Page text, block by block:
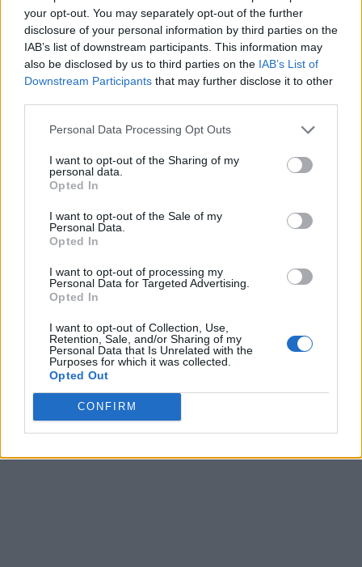
your opt-out. You may separately opt-out of the further
disclosure of your personal information by third parties on the
IAB’s list of downstream participants. This information may
also be disclosed by us to third parties on the IAB’s List of
Downstream Participants that may further disclose it to other
Personal Data Processing Opt Outs
I want to opt-out of the Sharing of my
personal data.
Opted In
I want to opt-out of the Sale of my
Personal Data.
Opted In
I want to opt-out of processing my
Personal Data for Targeted Advertising.
Opted In
I want to opt-out of Collection, Use,
Retention, Sale, and/or Sharing of my
Personal Data that Is Unrelated with the
Purposes for which it was collected.
Opted Out
CONFIRM
grande in bocca al lupo a un amico che lavora nello staff
dell'Algeria, ci sono tanti italiani nelle nazionali che saranno
presenti ai Mondiali. Sarà un Mondiale strano senza l'Italia, ma
ormai ci siamo abituati, è già la terza volta di fila purtroppo".